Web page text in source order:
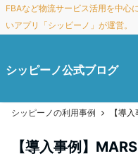
FBAなど物流サービス活用を中心
いアプリ「シッピーノ」が運営。
シッピーノ公式ブログ
シッピーノの利用事例 【導
【導入事例】